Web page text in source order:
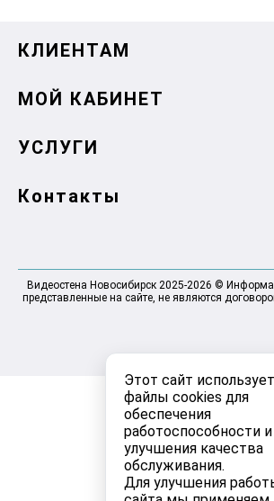
Этот сайт использует
файлы cookies для
обеспечения
работоспособности и
улучшения качества
обслуживания.
Для улучшения
КЛИЕНТАМ
МОЙ КАБИНЕТ
УСЛУГИ
Контакты
Видеостена Новосибирск 2025-2026 ©
представленные на сайте, не являются